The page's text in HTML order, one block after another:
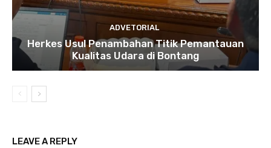
ADVETORIAL
Herkes Usul Penambahan Titik Pemantauan
Kualitas Udara di Bontang
LEAVE A REPLY